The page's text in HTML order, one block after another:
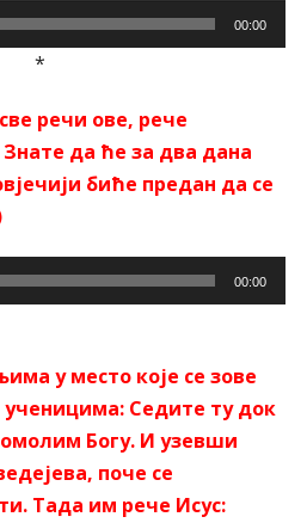
00:00
*
речи ове, рече
да ће за два дана
биће предан да се
00:00
у место које се зове
ученицима: Седите ту док
Богу. И узевши
поче се
Тада им рече Исус: